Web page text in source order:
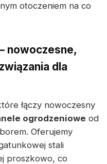
otoczeniem na co
nowoczesne,
dla
łączy nowoczesny
ogrodzeniowe od
Oferujemy
stali
proszkowo, co